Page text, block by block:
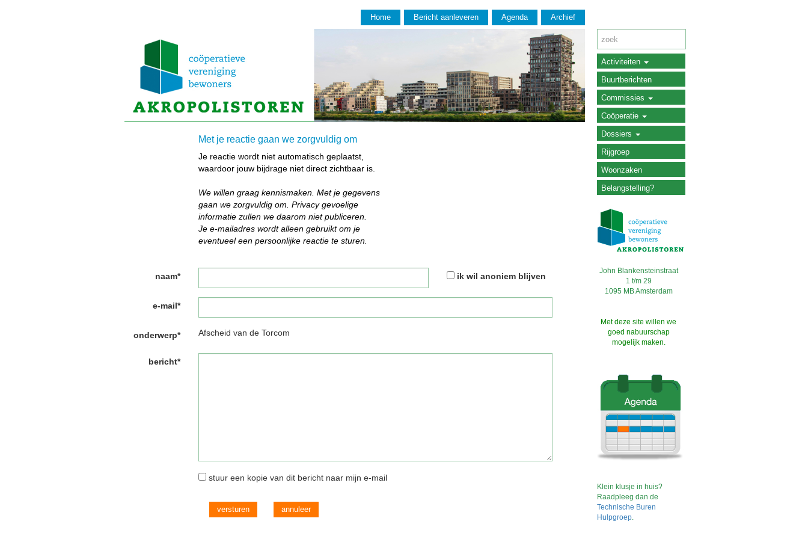
Home Bericht aanleveren Agenda Archief
Met je reactie gaan we zorgvuldig om
Je reactie wordt niet automatisch geplaatst,
waardoor jouw bijdrage niet direct zichtbaar is.
We willen graag kennismaken. Met je gegevens
gaan we zorgvuldig om. Privacy gevoelige
informatie zullen we daarom niet publiceren.
Je e-mailadres wordt alleen gebruikt om je
eventueel een persoonlijke reactie te sturen.
naam* ik wil anoniem blijven
e-mail*
onderwerp* Afscheid van de Torcom
bericht*
stuur een kopie van dit bericht naar mijn e-mail
versturen
Activiteiten
Buurtberichten
Commissies
Coöperatie
Dossiers
Rijgroep
Woonzaken
Belangstelling?
John Blankensteinstraat
1 t/m 29
1095 MB Amsterdam
Met deze site willen we
goed nabuurschap
mogelijk maken.
Klein klusje in huis?
Raadpleeg dan de
Technische Buren
Hulpgroep.